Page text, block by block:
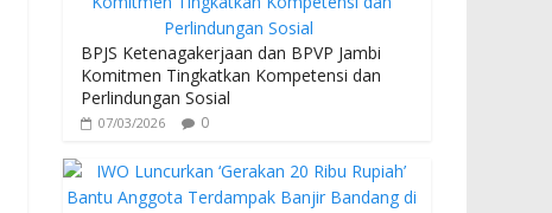
BPJS Ketenagakerjaan dan BPVP Jambi
Komitmen Tingkatkan Kompetensi dan
Perlindungan Sosial
07/03/2026 0